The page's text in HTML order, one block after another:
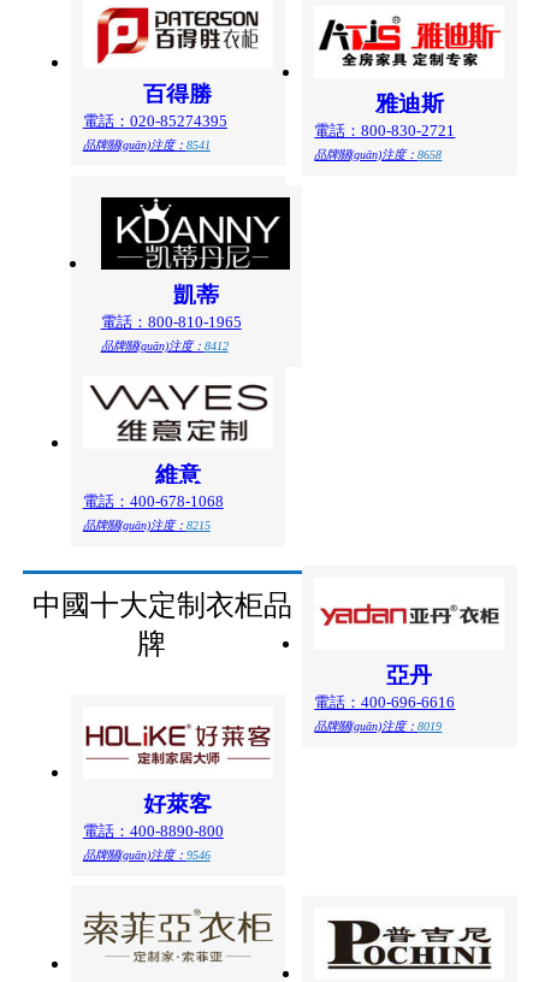
雅迪斯
電話：800-830-2721
品牌關(guān)注度：8658
百得勝
電話：020-85274395
品牌關(guān)注度： 8541
凱蒂
電話：800-810-1965
品牌關(guān)注度： 8412
維意
電話：400-678-1068
品牌關(guān)注度： 8215
亞丹
電話：400-696-6616
品牌關(guān)注度：8019
中國十大定制衣柜品
牌
好萊客
電話：400-8890-800
品牌關(guān)注度： 9546